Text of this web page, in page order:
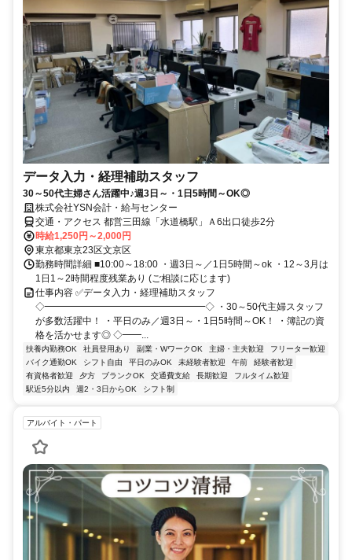
データ入力・経理補助スタッフ
30～50代主婦さん活躍中♪週3日～・1日5時間～OK◎
株式会社YSN会計・給与センター
交通・アクセス 都営三田線「水道橋駅」Ａ6出口徒歩2分
時給1,250円～2,000円
東京都東京23区文京区
勤務時間詳細 ■10:00～18:00 ・週3日～／1日5時間～ok ・12～3月は
1日1～2時間程度残業あり (ご相談に応じます)
仕事内容 ✅データ入力・経理補助スタッフ
◇━━━━━━━━━━━━━━━━━◇ ・30～50代主婦スタッフ
が多数活躍中！ ・平日のみ／週3日～・1日5時間～OK！ ・簿記の資
格を活かせます◎ ◇━━...
扶養内勤務OK 社員登用あり 副業・WワークOK 主婦・主夫歓迎
フリーター歓迎
バイク通勤OK
シフト自由 平日のみOK 未経験者歓迎 午前
経験者歓迎
有資格者歓迎
夕方 ブランクOK 交通費支給 長期歓迎
フルタイム歓迎
駅近5分以内
週2・3日からOK シフト制
アルバイト・パート